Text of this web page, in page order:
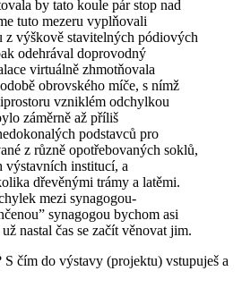
by tato koule pár stop nad
tuto mezeru vyplňovali
z výškově stavitelných pódiových
odehrával doprovodný
virtuálně zhmotňovala
obrovského míče, s nímž
vzniklém odchylkou
záměrně až příliš
podstavců pro
z různě opotřebovaných soklů,
výstavních institucí, a
dřevěnými trámy a latěmi.
mezi synagogou-
synagogou bychom asi
nastal čas se začít věnovat jim.
S čím do výstavy (projektu) vstupuješ a